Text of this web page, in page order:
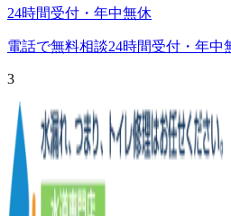
24時間受付・年中無休
電話で無料相談24時間受付・年中
3